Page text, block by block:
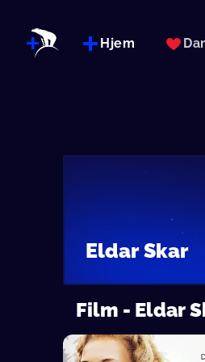
Hjem
Eldar Skar
Film - Eldar